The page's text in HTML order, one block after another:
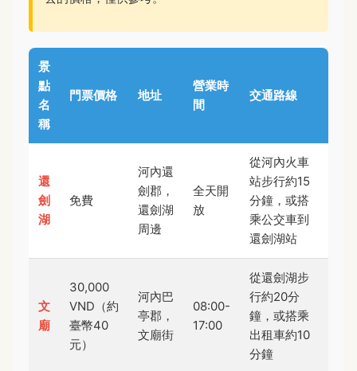
景
點
名
稱
門票價格 地址
營業時
間
交通路線
還
劍
湖
免費
河內還
劍郡，
還劍湖
周邊
全天開
放
從河內火車
站步行約15
分鐘，或搭
乘公交車到
還劍湖站
文
廟
30,000
VND（約
臺幣40
元）
河內巴
亭郡，
文廟街
08:00-
17:00
從還劍湖步
行約20分
鐘，或搭乘
出租車約10
分鐘